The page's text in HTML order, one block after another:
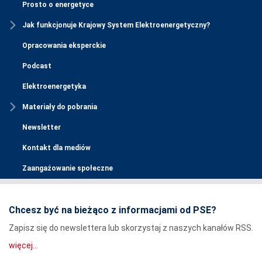
Prosto o energetyce
Jak funkcjonuje Krajowy System Elektroenergetyczny?
Opracowania eksperckie
Podcast
Elektroenergetyka
Materiały do pobrania
Newsletter
Kontakt dla mediów
Zaangażowanie społeczne
Chcesz być na bieżąco z informacjami od PSE?
Zapisz się do newslettera lub skorzystaj z naszych kanałów RSS.
więcej...